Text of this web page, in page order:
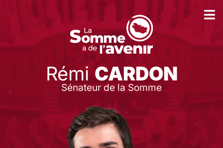
RémiCARDON
Sénateur de la Somme